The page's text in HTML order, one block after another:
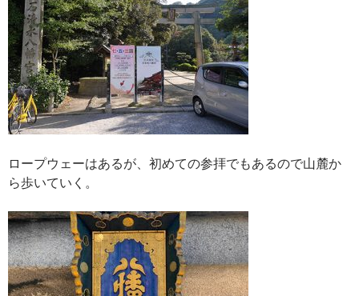
ロープウェーはあるが、初めての参拝でもあるので山麓か
ら歩いていく。